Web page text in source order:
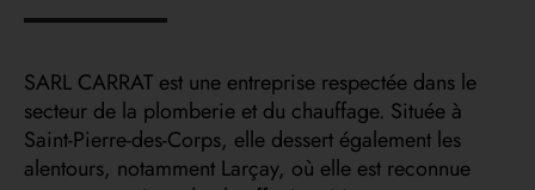
SARL CARRAT est une entreprise respectée dans le
secteur de la plomberie et du chauffage. Située à
Saint-Pierre-des-Corps, elle dessert également les
alentours, notamment Larçay, où elle est reconnue